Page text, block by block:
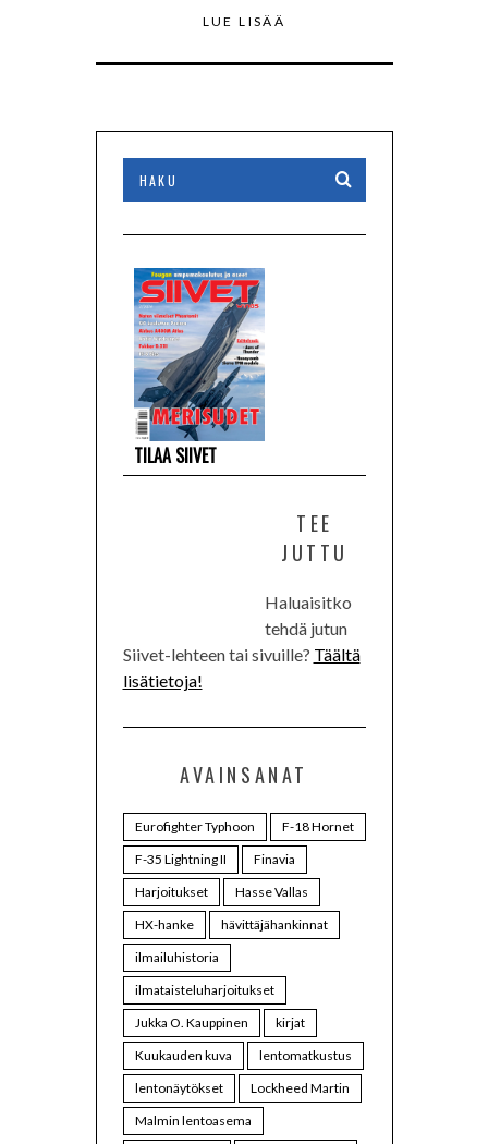
LUE LISÄÄ
TILAA SIIVET
TEE
JUTTU
Haluaisitko
tehdä jutun
Siivet-lehteen tai sivuille? Täältä
lisätietoja!
AVAINSANAT
Eurofighter Typhoon
F-18 Hornet
F-35 Lightning II
Finavia
Harjoitukset
Hasse Vallas
HX-hanke
hävittäjähankinnat
ilmailuhistoria
ilmataisteluharjoitukset
Jukka O. Kauppinen
kirjat
Kuukauden kuva
lentomatkustus
lentonäytökset
Lockheed Martin
Malmin lentoasema